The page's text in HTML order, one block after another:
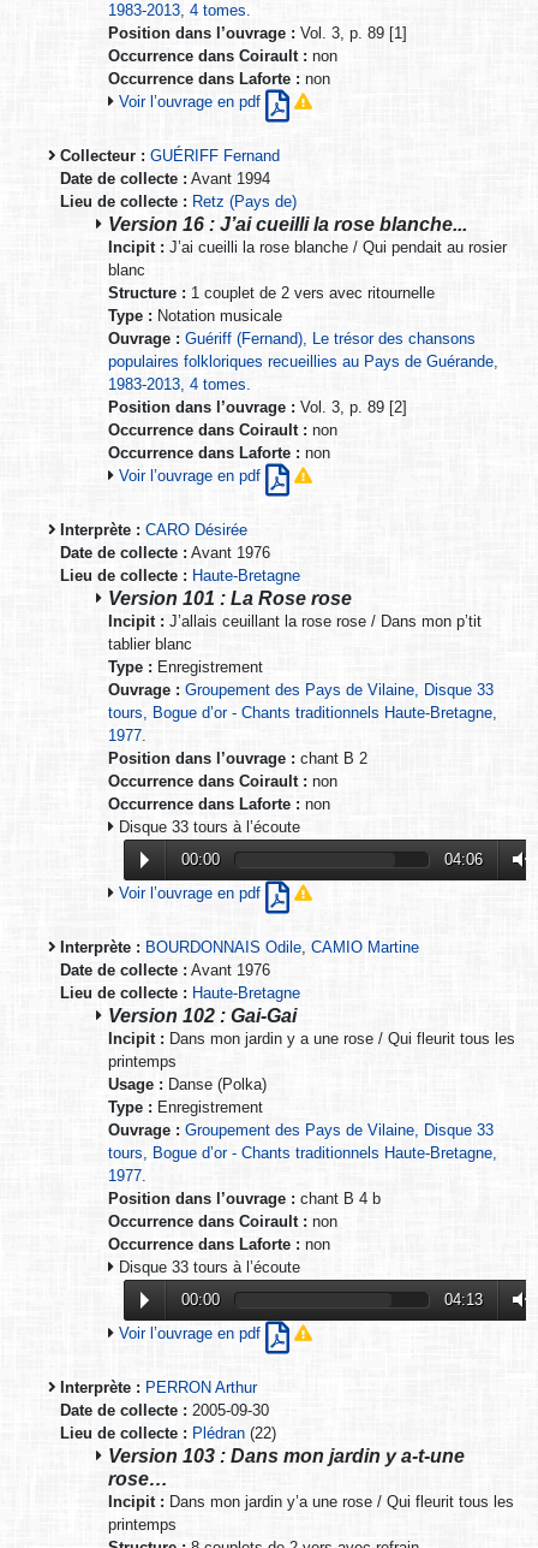
1983-2013, 4 tomes.
Position dans l’ouvrage : Vol. 3, p. 89 [1]
Occurrence dans Coirault : non
Occurrence dans Laforte : non
Voir l’ouvrage en pdf
Collecteur : GUÉRIFF Fernand
Date de collecte : Avant 1994
Lieu de collecte : Retz (Pays de)
Version 16 : J’ai cueilli la rose blanche...
Incipit : J’ai cueilli la rose blanche / Qui pendait au rosier
blanc
Structure : 1 couplet de 2 vers avec ritournelle
Type : Notation musicale
Ouvrage : Guériff (Fernand), Le trésor des chansons
populaires folkloriques recueillies au Pays de Guérande,
1983-2013, 4 tomes.
Position dans l’ouvrage : Vol. 3, p. 89 [2]
Occurrence dans Coirault : non
Occurrence dans Laforte : non
Voir l’ouvrage en pdf
Interprète : CARO Désirée
Date de collecte : Avant 1976
Lieu de collecte : Haute-Bretagne
Version 101 : La Rose rose
Incipit : J’allais ceuillant la rose rose / Dans mon p’tit
tablier blanc
Type : Enregistrement
Ouvrage : Groupement des Pays de Vilaine, Disque 33
tours, Bogue d’or - Chants traditionnels Haute-Bretagne,
1977.
Position dans l’ouvrage : chant B 2
Occurrence dans Coirault : non
Occurrence dans Laforte : non
Disque 33 tours à l’écoute
00:00
04:06
Voir l’ouvrage en pdf
Interprète : BOURDONNAIS Odile CAMIO Martine
Date de collecte : Avant 1976
Lieu de collecte : Haute-Bretagne
Version 102 : Gai-Gai
Incipit : Dans mon jardin y a une rose / Qui fleurit tous les
printemps
Usage : Danse (Polka)
Type : Enregistrement
Ouvrage : Groupement des Pays de Vilaine, Disque 33
tours, Bogue d’or - Chants traditionnels Haute-Bretagne,
1977.
Position dans l’ouvrage : chant B 4 b
Occurrence dans Coirault : non
Occurrence dans Laforte : non
Disque 33 tours à l’écoute
00:00
04:13
Voir l’ouvrage en pdf
Interprète : PERRON Arthur
Date de collecte : 2005-09-30
Lieu de collecte : Plédran (22)
Version 103 : Dans mon jardin y a-t-une
rose…
Incipit : Dans mon jardin y’a une rose / Qui fleurit tous les
printemps